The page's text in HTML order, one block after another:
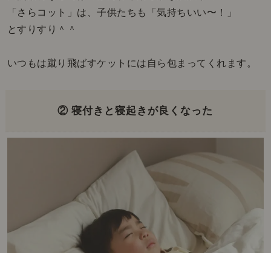
「さらコット」は、子供たちも「気持ちいい〜！」
とすりすり＾＾
いつもは蹴り飛ばすケットには自ら包まってくれます。
② 寝付きと寝起きが良くなった